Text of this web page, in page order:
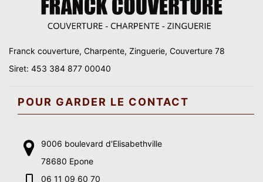
Franck couverture, Charpente, Zinguerie, Couverture 78
Siret: 453 384 877 00040
POUR GARDER LE CONTACT
9006 boulevard d'Elisabethville
78680 Epone
06 11 09 60 70